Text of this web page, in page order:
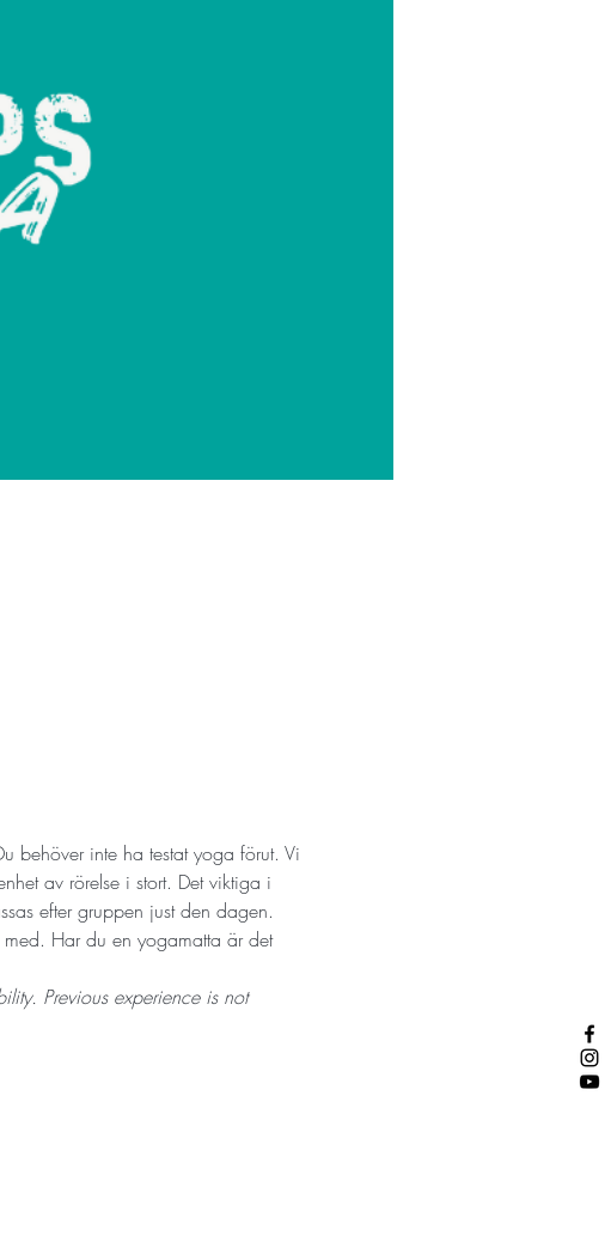
behöver inte ha testat yoga förut. Vi
av rörelse i stort. Det viktiga i
efter gruppen just den dagen.
Har du en yogamatta är det
Previous experience is not